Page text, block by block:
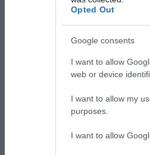
Opted Out
Google consents
I want to allow
web or device
I want to allow my
purposes.
I want to allow